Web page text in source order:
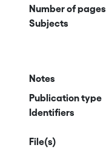
Number of pages
Subjects
Notes
Publication type
Identifiers
File(s)